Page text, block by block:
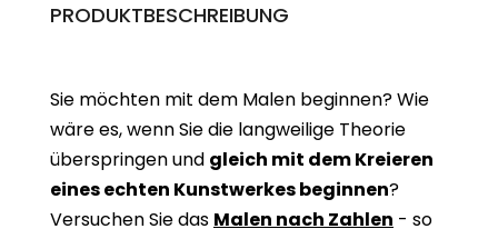
PRODUKTBESCHREIBUNG
Sie möchten mit dem Malen beginnen? Wie
wäre es, wenn Sie die langweilige Theorie
überspringen und gleich mit dem Kreieren
eines echten Kunstwerkes beginnen?
Versuchen Sie das Malen nach Zahlen - so